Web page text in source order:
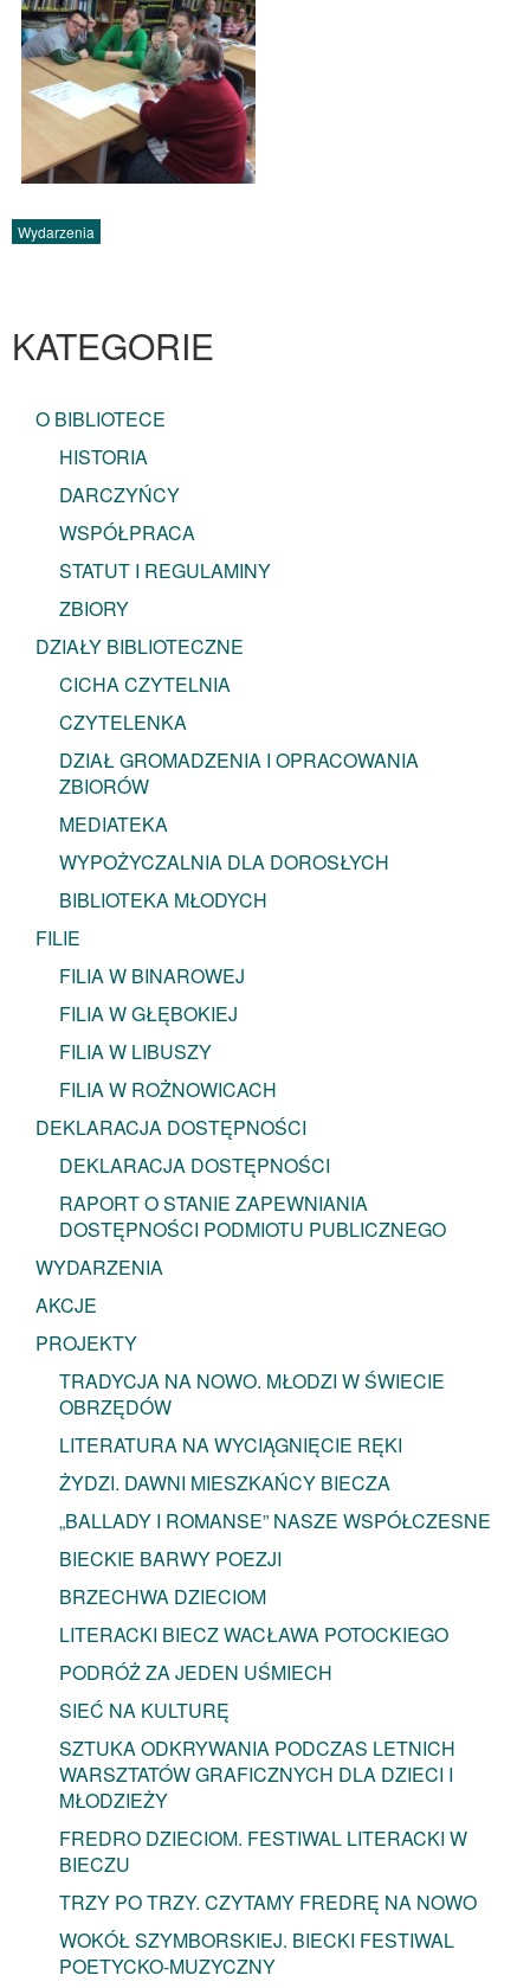
Wydarzenia
KATEGORIE
O BIBLIOTECE
HISTORIA
DARCZYŃCY
WSPÓŁPRACA
STATUT I REGULAMINY
ZBIORY
DZIAŁY BIBLIOTECZNE
CICHA CZYTELNIA
CZYTELENKA
DZIAŁ GROMADZENIA I OPRACOWANIA
ZBIORÓW
MEDIATEKA
WYPOŻYCZALNIA DLA DOROSŁYCH
BIBLIOTEKA MŁODYCH
FILIE
FILIA W BINAROWEJ
FILIA W GŁĘBOKIEJ
FILIA W LIBUSZY
FILIA W ROŻNOWICACH
DEKLARACJA DOSTĘPNOŚCI
DEKLARACJA DOSTĘPNOŚCI
RAPORT O STANIE ZAPEWNIANIA
DOSTĘPNOŚCI PODMIOTU PUBLICZNEGO
WYDARZENIA
AKCJE
PROJEKTY
TRADYCJA NA NOWO. MŁODZI W ŚWIECIE
OBRZĘDÓW
LITERATURA NA WYCIĄGNIĘCIE RĘKI
ŻYDZI. DAWNI MIESZKAŃCY BIECZA
„BALLADY I ROMANSE” NASZE WSPÓŁCZESNE
BIECKIE BARWY POEZJI
BRZECHWA DZIECIOM
LITERACKI BIECZ WACŁAWA POTOCKIEGO
PODRÓŻ ZA JEDEN UŚMIECH
SIEĆ NA KULTURĘ
SZTUKA ODKRYWANIA PODCZAS LETNICH
WARSZTATÓW GRAFICZNYCH DLA DZIECI I
MŁODZIEŻY
FREDRO DZIECIOM. FESTIWAL LITERACKI W
BIECZU
TRZY PO TRZY. CZYTAMY FREDRĘ NA NOWO
WOKÓŁ SZYMBORSKIEJ. BIECKI FESTIWAL
POETYCKO-MUZYCZNY